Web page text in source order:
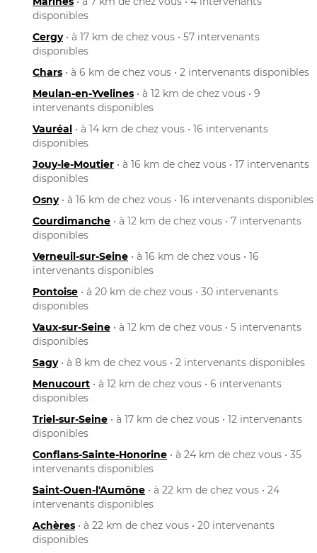
disponibles
Cergy• à 17 km de chez vous • 57 intervenants
disponibles
Chars • à 6 km de chez vous • 2 intervenants disponibles
Meulan-en-Yvelines • à 12 km de chez vous • 9
intervenants disponibles
Vauréal • à 14 km de chez vous • 16 intervenants
disponibles
Jouy-le-Moutier • à 16 km de chez vous • 17 intervenants
disponibles
Osny• à 16 km de chez vous • 16 intervenants disponibles
Courdimanche • à 12 km de chez vous • 7 intervenants
disponibles
Verneuil-sur-Seine • à 16 km de chez vous • 16
intervenants disponibles
Pontoise • à 20 km de chez vous • 30 intervenants
disponibles
Vaux-sur-Seine • à 12 km de chez vous • 5 intervenants
disponibles
Sagy• à 8 km de chez vous • 2 intervenants disponibles
Menucourt • à 12 km de chez vous • 6 intervenants
disponibles
Triel-sur-Seine • à 17 km de chez vous • 12 intervenants
disponibles
Conflans-Sainte-Honorine • à 24 km de chez vous • 35
intervenants disponibles
Saint-Ouen-l'Aumône • à 22 km de chez vous • 24
intervenants disponibles
Achères • à 22 km de chez vous • 20 intervenants
disponibles